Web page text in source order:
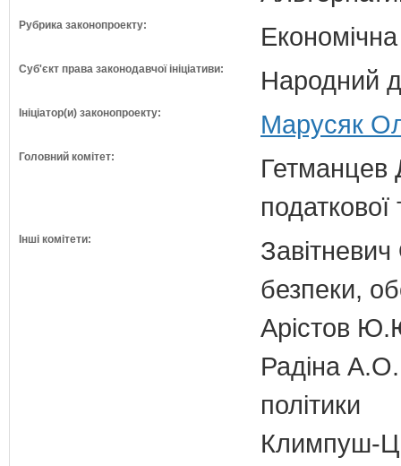
Рубрика законопроекту:
Суб'єкт права законодавчої ініціативи: Народний
Ініціатор(и) законопроекту: Марусяк
Головний комітет:
Гетманцев
податкової
Інші комітети:
безпеки,
Арістов
Радіна А.О.
політики
Климпуш-